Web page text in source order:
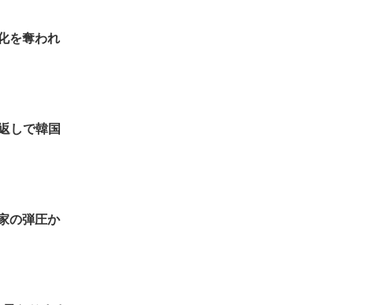
を奪われ
しで韓国
の弾圧か